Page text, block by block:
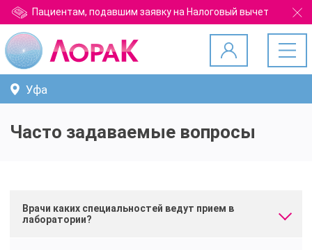
Пациентам, подавшим заявку на Налоговый вычет
Уфа
Часто задаваемые вопросы
Врачи каких специальностей ведут прием в
лаборатории?